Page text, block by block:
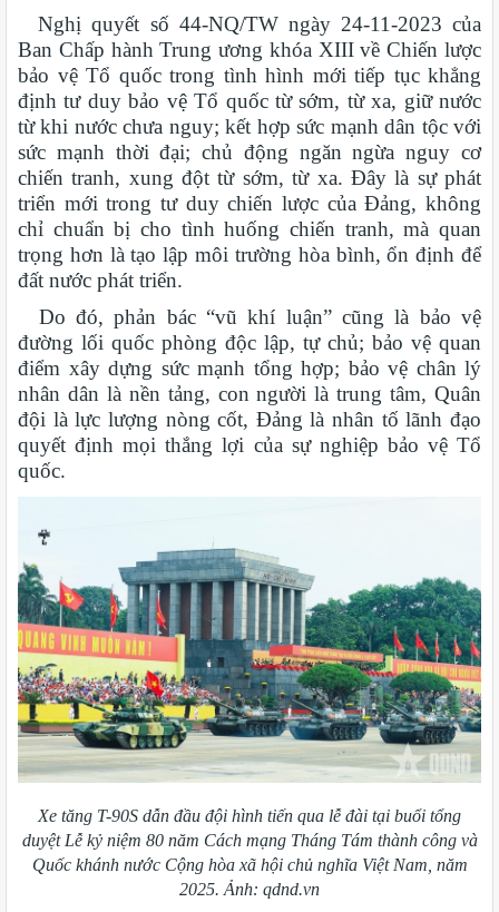
Nghị quyết số 44-NQ/TW ngày 24-11-2023 của
Ban Chấp hành Trung ương khóa XIII về Chiến lược
bảo vệ Tổ quốc trong tình hình mới tiếp tục khẳng
định tư duy bảo vệ Tổ quốc từ sớm, từ xa, giữ nước
từ khi nước chưa nguy; kết hợp sức mạnh dân tộc với
sức mạnh thời đại; chủ động ngăn ngừa nguy cơ
chiến tranh, xung đột từ sớm, từ xa. Đây là sự phát
triển mới trong tư duy chiến lược của Đảng, không
chỉ chuẩn bị cho tình huống chiến tranh, mà quan
trọng hơn là tạo lập môi trường hòa bình, ổn định để
đất nước phát triển.
Do đó, phản bác “vũ khí luận” cũng là bảo vệ
đường lối quốc phòng độc lập, tự chủ; bảo vệ quan
điểm xây dựng sức mạnh tổng hợp; bảo vệ chân lý
nhân dân là nền tảng, con người là trung tâm, Quân
đội là lực lượng nòng cốt, Đảng là nhân tố lãnh đạo
quyết định mọi thắng lợi của sự nghiệp bảo vệ Tổ
quốc.
Xe tăng T-90S dẫn đầu đội hình tiến qua lễ đài tại buổi tổng
duyệt Lễ kỷ niệm 80 năm Cách mạng Tháng Tám thành công và
Quốc khánh nước Cộng hòa xã hội chủ nghĩa Việt Nam, năm
2025. Ảnh: qdnd.vn